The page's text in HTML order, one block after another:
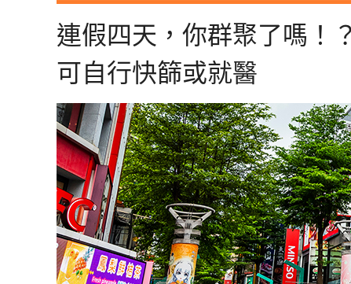
連假四天，你群聚了嗎！
可自行快篩或就醫